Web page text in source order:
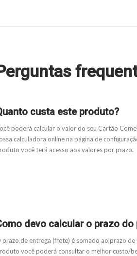
custa este produto?
poderá calcular o valor do seu Cartão
calculadora online na página de
você terá acesso aos valores por prazo.
devo calcular o prazo do
prazo de entrega (frete) é somado ao prazo
você poderá consultar o melhor custo/